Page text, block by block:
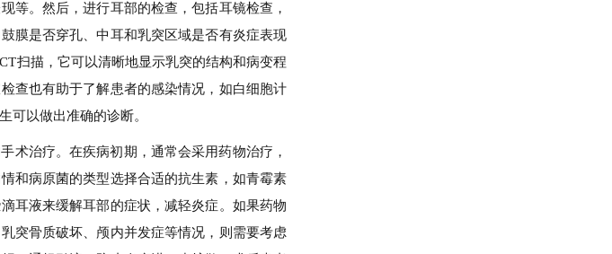
等。然后，进行耳部的检查，包括耳镜检查，
膜是否穿孔、中耳和乳突区域是否有炎症表现
扫描，它可以清晰地显示乳突的结构和病变程
查也有助于了解患者的感染情况，如白细胞计
可以做出准确的诊断。
术治疗。在疾病初期，通常会采用药物治疗，
和病原菌的类型选择合适的抗生素，如青霉素
耳液来缓解耳部的症状，减轻炎症。如果药物
突骨质破坏、颅内并发症等情况，则需要考虑